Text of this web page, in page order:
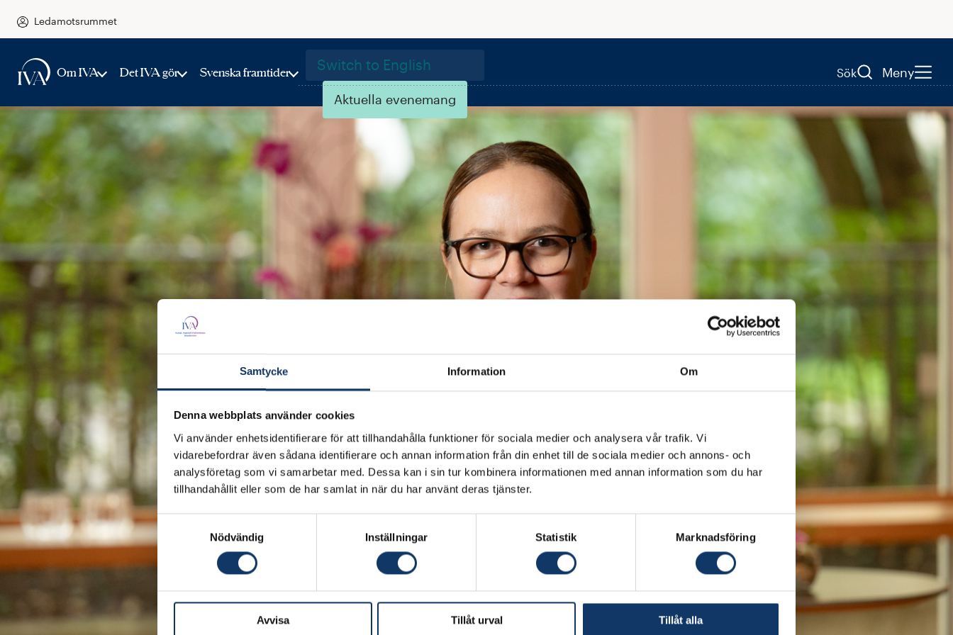
Samtycke Information Om
Denna webbplats använder cookies
Vi använder enhetsidentifierare för att tillhandahålla funktioner för sociala medier och analysera vår trafik. Vi
vidarebefordrar även sådana identifierare och annan information från din enhet till de sociala medier och annons- och
analysföretag som vi samarbetar med. Dessa kan i sin tur kombinera informationen med annan information som du har
tillhandahållit eller som de har samlat in när du har använt deras tjänster.
Samtyckesval
Nödvändig
Inställningar Statistik Marknadsföring
Avvisa Tillåt urval Tillåt alla
Ledamotsrummet
Om IVA Det IVA gör Svenska framtider Switch to English
Aktuella evenemang
Sök Meny